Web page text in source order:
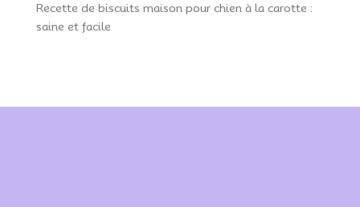
Recette de biscuits maison pour chien à la carotte :
saine et facile